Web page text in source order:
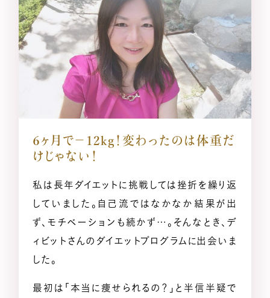
６ヶ月で−12kg！ 変わったのは体重だ
けじゃない！
私は長年ダイエットに挑戦しては挫折を繰り返
していました。自己流ではなかなか結果が出
ず、モチベーションも続かず…。そんなとき、デ
ィビットさんのダイエットプログラムに出会いま
した。
最初は「本当に痩せられるの？」と半信半疑で